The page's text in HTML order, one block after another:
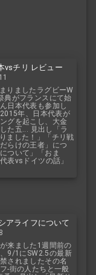
vsチリ レビュー
りましたラグビーW
典がフランスにて始
日本代表も参加し
年、日本代表が
グを起こし、大金
た五... 見出し「ラ
ました！」「チリ戦
らけの王者」につ
ついて」「おま
表vsドイツの話」
アライフについて
来ました1週間前の
9/1にSW2.5の最新
されましたその名
‐街の人たちと一般